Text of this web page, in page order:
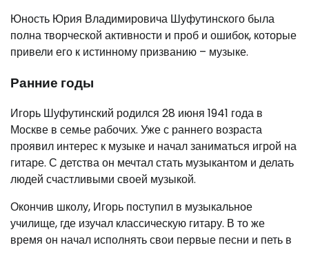
Юность Юрия Владимировича Шуфутинского была
полна творческой активности и проб и ошибок, которые
привели его к истинному призванию – музыке.
Ранние годы
Игорь Шуфутинский родился 28 июня 1941 года в
Москве в семье рабочих. Уже с раннего возраста
проявил интерес к музыке и начал заниматься игрой на
гитаре. С детства он мечтал стать музыкантом и делать
людей счастливыми своей музыкой.
Окончив школу, Игорь поступил в музыкальное
училище, где изучал классическую гитару. В то же
время он начал исполнять свои первые песни и петь в